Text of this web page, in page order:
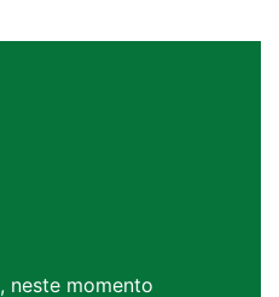
neste momento